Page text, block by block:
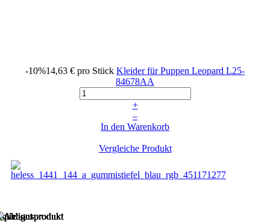
-10%14,63 € pro Stück Kleider für Puppen Leopard L25-
84678AA
+
–
In den Warenkorb
Vergleiche Produkt